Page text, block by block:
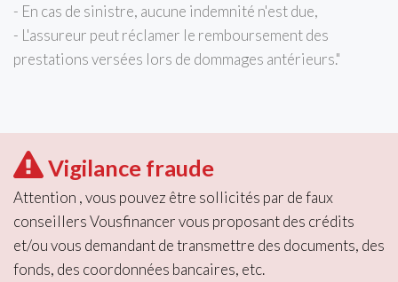
- En cas de sinistre, aucune indemnité n'est due,
- L'assureur peut réclamer le remboursement des
prestations versées lors de dommages antérieurs."
Vigilance fraude
Attention , vous pouvez être sollicités par de faux
conseillers Vousfinancer vous proposant des crédits
et/ou vous demandant de transmettre des documents, des
fonds, des coordonnées bancaires, etc.